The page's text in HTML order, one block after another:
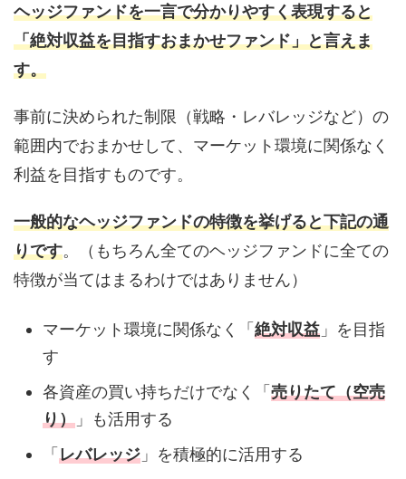
ヘッジファンドを一言で分かりやすく表現すると
「絶対収益を目指すおまかせファンド」と言えま
す。
事前に決められた制限（戦略・レバレッジなど）の
範囲内でおまかせして、マーケット環境に関係なく
利益を目指すものです。
一般的なヘッジファンドの特徴を挙げると下記の通
りです。（もちろん全てのヘッジファンドに全ての
特徴が当てはまるわけではありません）
マーケット環境に関係なく「 絶対収益 」を目指
す
各資産の買い持ちだけでなく「 売りたて（空売
り） 」も活用する
「 レバレッジ 」を積極的に活用する